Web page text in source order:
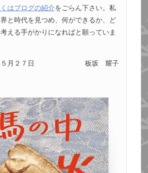
はブログの紹介をごらん下さい。私
と時代を見つめ、何ができるか、ど
える手がかりになればと願っていま
月２７日 板坂 耀子